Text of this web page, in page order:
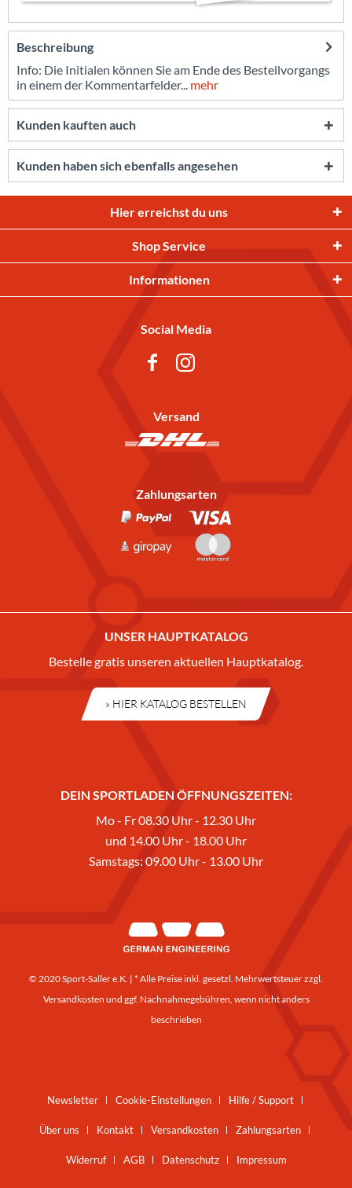
Beschreibung
Info: Die Initialen können Sie am Ende des Bestellvorgangs
in einem der Kommentarfelder... mehr
Kunden kauften auch
Kunden haben sich ebenfalls angesehen
Hier erreichst du uns
Shop Service
Informationen
Social Media
Versand
Zahlungsarten
UNSER HAUPTKATALOG
Bestelle gratis unseren aktuellen Hauptkatalog.
» HIER KATALOG BESTELLEN
DEIN SPORTLADEN ÖFFNUNGSZEITEN:
Mo - Fr 08.30 Uhr - 12.30 Uhr
und 14.00 Uhr - 18.00 Uhr
Samstags: 09.00 Uhr - 13.00 Uhr
© 2020 Sport-Saller e.K. | * Alle Preise inkl. gesetzl. Mehrwertsteuer zzgl.
Versandkosten und ggf. Nachnahmegebühren, wenn nicht anders
beschrieben
Newsletter Cookie-Einstellungen Hilfe / Support
Über uns Kontakt Versandkosten Zahlungsarten
Widerruf AGB Datenschutz Impressum